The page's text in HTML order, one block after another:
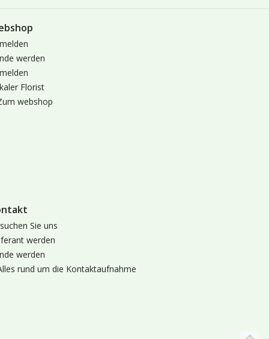
werden
Florist
webshop
Sie uns
werden
werden
rund um die Kontaktaufnahme